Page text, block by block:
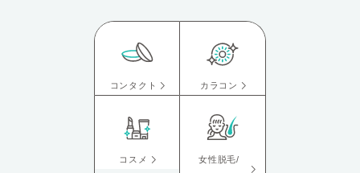
コンタクト カラコン
コスメ
女性脱毛/